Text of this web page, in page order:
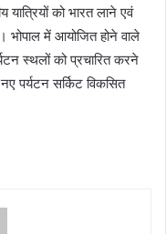
यात्रियों को भारत लाने एवं
में आयोजित होने वाले
स्थलों को प्रचारित करने
पर्यटन सर्किट विकसित